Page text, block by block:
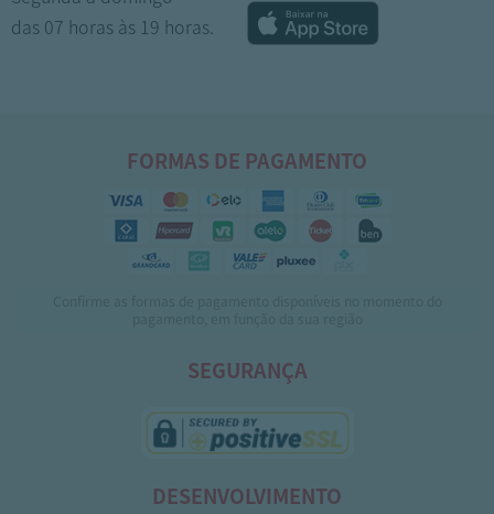
das 07 horas às 19 horas.
FORMAS DE PAGAMENTO
SEGURANÇA
DESENVOLVIMENTO